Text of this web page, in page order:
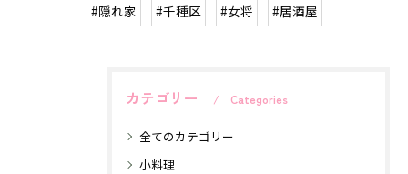
#隠れ家 #千種区 #女将 #居酒屋
カテゴリー Categories
全てのカテゴリー
小料理